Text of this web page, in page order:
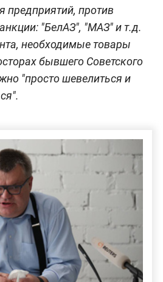
против
"БелАЗ", "МАЗ" и т.д.
необходимые товары
бывшего Советского
"просто шевелиться и